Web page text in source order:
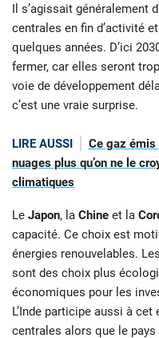
Il s’agissait généralement
centrales en fin d’activité
quelques années. D’ici
fermer, car elles seront
voie de développement
c’est une vraie surprise.
LIRE AUSSI
Ce gaz
nuages plus qu’on ne le
climatiques
Le Japon, la Chine et la
capacité. Ce choix est
énergies renouvelables.
sont des choix plus
économiques pour les
L’Inde participe aussi à
centrales alors que le